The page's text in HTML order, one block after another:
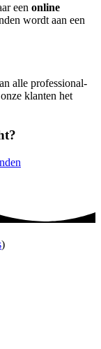
een online
wordt aan een
alle professional-
klanten het
)